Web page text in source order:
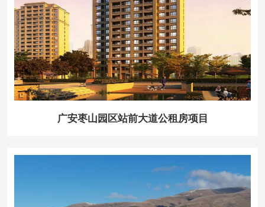
广安枣山园区站前大道公租房项目